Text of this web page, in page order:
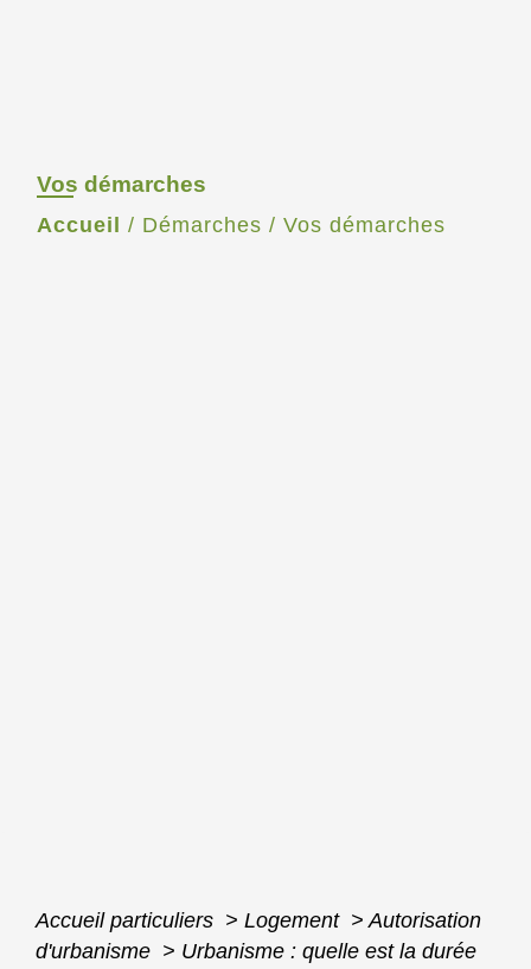
Vos démarches
Accueil / Démarches / Vos démarches
Accueil particuliers > Logement > Autorisation
d'urbanisme > Urbanisme : quelle est la durée